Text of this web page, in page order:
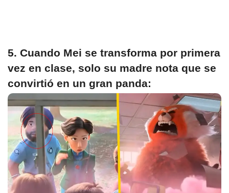
5. Cuando Mei se transforma por primera
vez en clase, solo su madre nota que se
convirtió en un gran panda: